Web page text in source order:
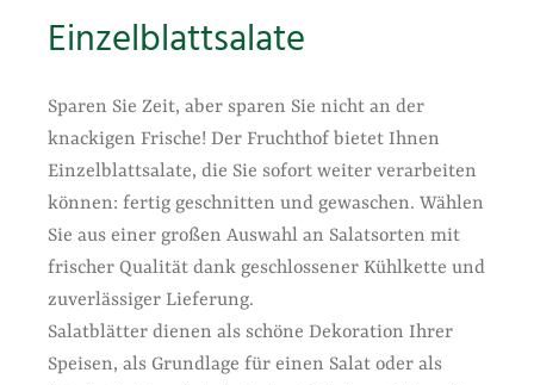
Einzelblattsalate
Sparen Sie Zeit, aber sparen Sie nicht an der
knackigen Frische! Der Fruchthof bietet Ihnen
Einzelblattsalate, die Sie sofort weiter verarbeiten
können: fertig geschnitten und gewaschen. Wählen
Sie aus einer großen Auswahl an Salatsorten mit
frischer Qualität dank geschlossener Kühlkette und
zuverlässiger Lieferung.
Salatblätter dienen als schöne Dekoration Ihrer
Speisen, als Grundlage für einen Salat oder als